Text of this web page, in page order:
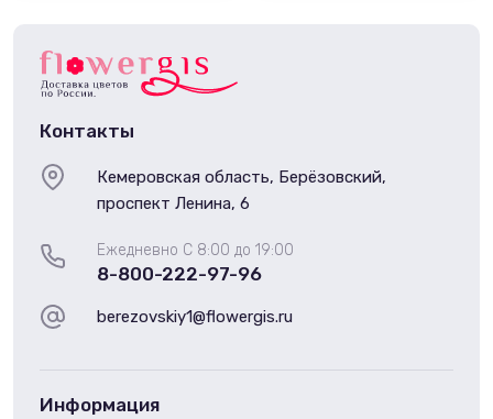
Контакты
Ежедневно С 8:00 до 19:00
8-800-222-97-96
Кемеровская область, Берёзовский,
проспект Ленина, 6
berezovskiy1@flowergis.ru
Информация